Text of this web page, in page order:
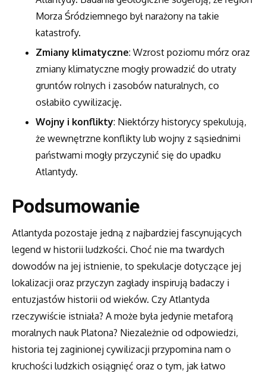
Morza Śródziemnego był narażony na takie
katastrofy.
Zmiany klimatyczne: Wzrost poziomu mórz oraz
zmiany klimatyczne mogły prowadzić do utraty
gruntów rolnych i zasobów naturalnych, co
osłabiło cywilizację.
Wojny i konflikty: Niektórzy historycy spekulują,
że wewnętrzne konflikty lub wojny z sąsiednimi
państwami mogły przyczynić się do upadku
Atlantydy.
Podsumowanie
Atlantyda pozostaje jedną z najbardziej fascynujących
legend w historii ludzkości. Choć nie ma twardych
dowodów na jej istnienie, to spekulacje dotyczące jej
lokalizacji oraz przyczyn zagłady inspirują badaczy i
entuzjastów historii od wieków. Czy Atlantyda
rzeczywiście istniała? A może była jedynie metaforą
moralnych nauk Platona? Niezależnie od odpowiedzi,
historia tej zaginionej cywilizacji przypomina nam o
kruchości ludzkich osiągnięć oraz o tym, jak łatwo